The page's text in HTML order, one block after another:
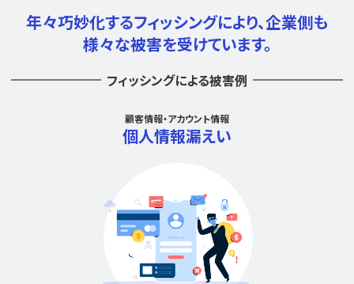
年々巧妙化するフィッシングにより、企業側も
様々な被害を受けています。
フィッシングによる被害例
顧客情報・アカウント情報
個人情報漏えい